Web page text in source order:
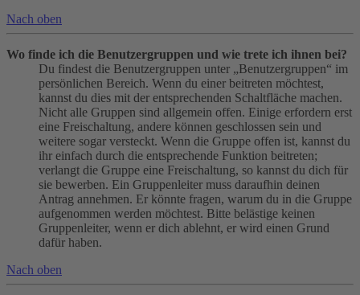
Nach oben
Wo finde ich die Benutzergruppen und wie trete ich ihnen bei?
Du findest die Benutzergruppen unter „Benutzergruppen“ im
persönlichen Bereich. Wenn du einer beitreten möchtest,
kannst du dies mit der entsprechenden Schaltfläche machen.
Nicht alle Gruppen sind allgemein offen. Einige erfordern erst
eine Freischaltung, andere können geschlossen sein und
weitere sogar versteckt. Wenn die Gruppe offen ist, kannst du
ihr einfach durch die entsprechende Funktion beitreten;
verlangt die Gruppe eine Freischaltung, so kannst du dich für
sie bewerben. Ein Gruppenleiter muss daraufhin deinen
Antrag annehmen. Er könnte fragen, warum du in die Gruppe
aufgenommen werden möchtest. Bitte belästige keinen
Gruppenleiter, wenn er dich ablehnt, er wird einen Grund
dafür haben.
Nach oben